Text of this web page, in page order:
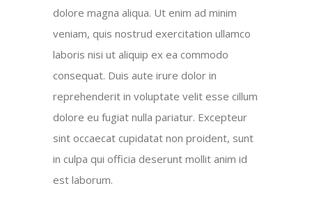
dolore magna aliqua. Ut enim ad minim
veniam, quis nostrud exercitation ullamco
laboris nisi ut aliquip ex ea commodo
consequat. Duis aute irure dolor in
reprehenderit in voluptate velit esse cillum
dolore eu fugiat nulla pariatur. Excepteur
sint occaecat cupidatat non proident, sunt
in culpa qui officia deserunt mollit anim id
est laborum.